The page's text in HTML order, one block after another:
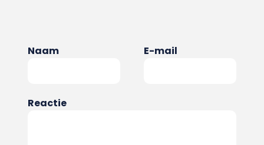
Naam E-mail
Reactie